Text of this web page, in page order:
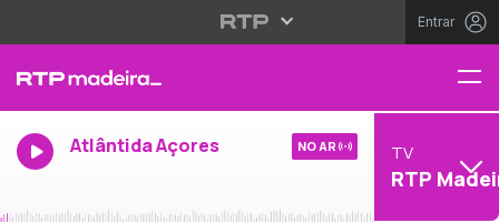
Entrar
Atlântida Açores NO AR TV
RTP